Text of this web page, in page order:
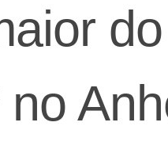
no